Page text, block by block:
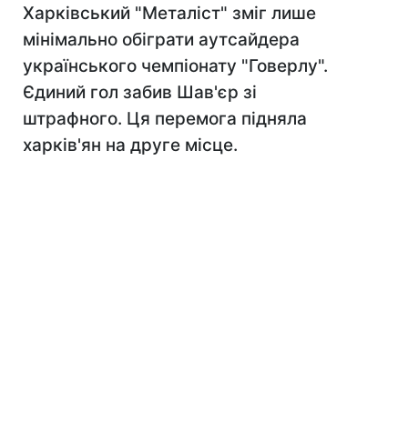
Харківський "Металіст" зміг лише
мінімально обіграти аутсайдера
українського чемпіонату "Говерлу".
Єдиний гол забив Шав'єр зі
штрафного. Ця перемога підняла
харків'ян на друге місце.